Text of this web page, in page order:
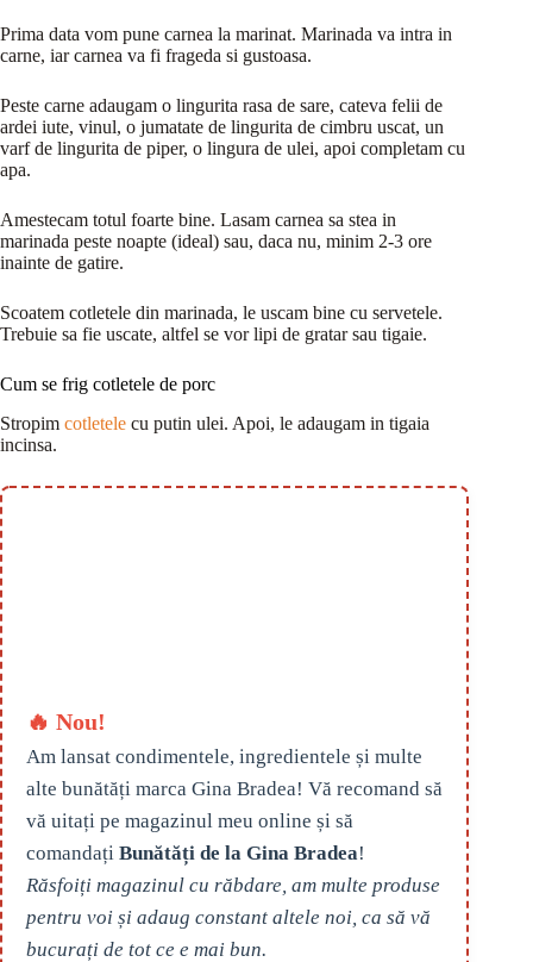
Prima data vom pune carnea la marinat. Marinada va intra in
carne, iar carnea va fi frageda si gustoasa.
Peste carne adaugam o lingurita rasa de sare, cateva felii de
ardei iute, vinul, o jumatate de lingurita de cimbru uscat, un
varf de lingurita de piper, o lingura de ulei, apoi completam cu
apa.
Amestecam totul foarte bine. Lasam carnea sa stea in
marinada peste noapte (ideal) sau, daca nu, minim 2-3 ore
inainte de gatire.
Scoatem cotletele din marinada, le uscam bine cu servetele.
Trebuie sa fie uscate, altfel se vor lipi de gratar sau tigaie.
Cum se frig cotletele de porc
Stropim cotletele cu putin ulei. Apoi, le adaugam in tigaia
incinsa.
🔥 Nou!
Am lansat condimentele, ingredientele și multe
alte bunătăți marca Gina Bradea! Vă recomand să
vă uitați pe magazinul meu online și să
comandați Bunătăți de la Gina Bradea!
Răsfoiți magazinul cu răbdare, am multe produse
pentru voi și adaug constant altele noi, ca să vă
bucurați de tot ce e mai bun.